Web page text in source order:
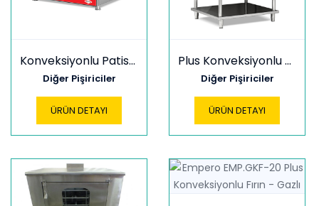
Konveksiyonlu Patisserie Fırın(Elektrikli)
Diğer Pişiriciler
ÜRÜN DETAYI
Plus Konveksiyonlu Fırın(Elektrikli)
Diğer Pişiriciler
ÜRÜN DETAYI